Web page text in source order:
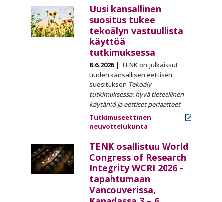
Uusi kansallinen
suositus tukee
tekoälyn vastuullista
käyttöä
tutkimuksessa
8.6.2026
TENK on julkaissut
uuden kansallisen eettisen
suosituksen Tekoäly
tutkimuksessa: hyvä tieteellinen
käytäntö ja eettiset periaatteet.
Tutkimuseettinen
neuvottelukunta
TENK osallistuu World
Congress of Research
Integrity WCRI 2026 -
tapahtumaan
Vancouverissa,